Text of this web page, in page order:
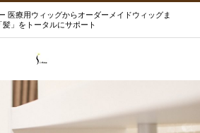
医療用ウィッグからオーダーメイドウィッグま
髪」をトータルにサポート